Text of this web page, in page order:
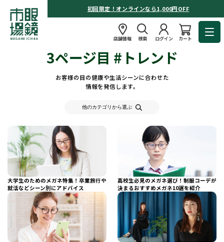
初回限定！オンラインなら1,000円OFF
店舗情報 検索 ログイン カート
3ページ目 #トレンド
お客様の目の健康や生活シーンに合わせた
情報を発信します。
他のカテゴリから選ぶ
大学生のためのメガネ特集！卒業旅行や
就活などシーン別にアドバイス
高校生必見のメガネ選び！制服コーデが
決まるおすすめメガネ10選を紹介